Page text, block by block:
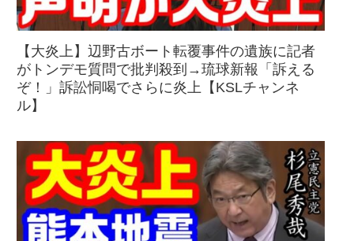
【大炎上】辺野古ボート転覆事件の遺族に記者
がトンデモ質問で批判殺到→琉球新報「訴える
ぞ！」訴訟恫喝でさらに炎上【KSLチャンネ
ル】